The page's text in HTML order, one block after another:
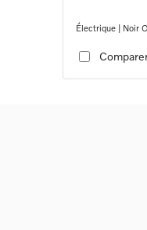
Électrique | Noir